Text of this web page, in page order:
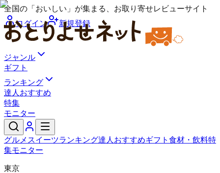
全国の「おいしい」が集まる、お取り寄せレビューサイト
ログイン
新規登録
ジャンル
ギフト
ランキング
達人おすすめ
特集
モニター
グルメ スイーツランキング達人おすすめギフト 食材・飲料特
集モニター
東京